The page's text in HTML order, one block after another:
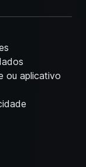
ou aplicativo